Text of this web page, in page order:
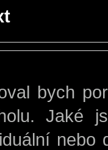
bych
Jaké
nebo